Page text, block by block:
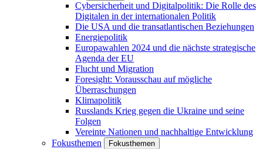
Cybersicherheit und Digitalpolitik: Die Rolle des
Digitalen in der internationalen Politik
Die USA und die transatlantischen Beziehungen
Energiepolitik
Europawahlen 2024 und die nächste strategische
Agenda der EU
Flucht und Migration
Foresight: Vorausschau auf mögliche
Überraschungen
Klimapolitik
Russlands Krieg gegen die Ukraine und seine
Folgen
Vereinte Nationen und nachhaltige Entwicklung
Fokusthemen
Fokusthemen